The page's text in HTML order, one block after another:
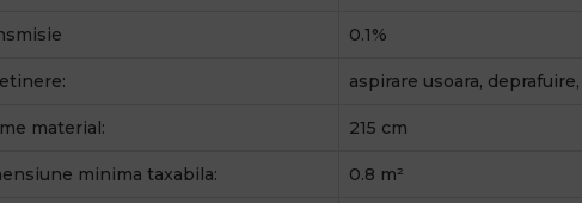
0.1%
aspirare usoara,
material: 215 cm
minima taxabila: 0.8 m²